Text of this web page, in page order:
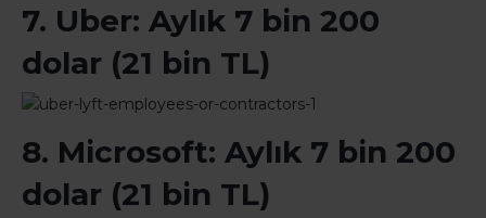
7. Uber: Aylık 7 bin 200
dolar (21 bin TL)
8. Microsoft: Aylık 7 bin 200
dolar (21 bin TL)